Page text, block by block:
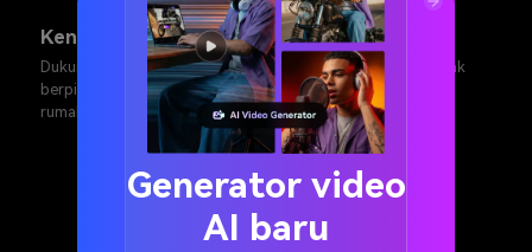
Kenangan film keluarga
Dukung momen kenangan "kemenangan besar" dengan sorak
berpinggiran lembut dari jarak jauh, sesuai perspektif video
rumahan tanpa menutupi narasi.
Generator video
AI baru